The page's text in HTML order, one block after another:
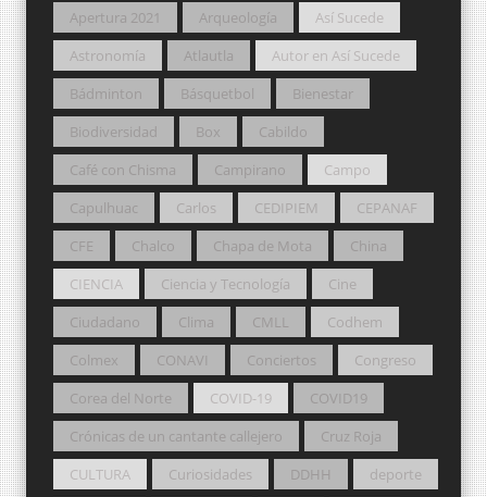
Apertura 2021
Arqueología
Así Sucede
Astronomía
Atlautla
Autor en Así Sucede
Bádminton
Básquetbol
Bienestar
Biodiversidad
Box
Cabildo
Café con Chisma
Campirano
Campo
Capulhuac
Carlos CEDIPIEM
CEPANAF
CFE
Chalco Chapa de Mota
China
CIENCIA
Ciencia y Tecnología
Cine
Ciudadano
Clima CMLL
Codhem
Colmex
CONAVI Conciertos
Congreso
Corea del Norte
COVID-19
COVID19
Crónicas de un cantante callejero
Cruz Roja
CULTURA
Curiosidades DDHH
deporte